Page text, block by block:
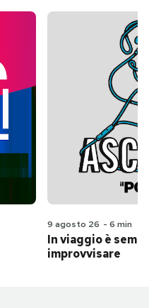
9 agosto 26 - 6 min
In viaggio è
improvvisare